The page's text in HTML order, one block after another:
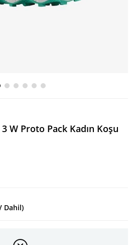
W Proto Pack Kadın Koşu
Dahil)